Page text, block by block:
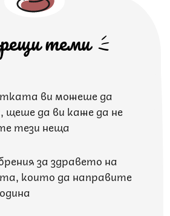
теми
ви можеше да
щеше да ви каже да не
тези неща
за здравето на
които да направите